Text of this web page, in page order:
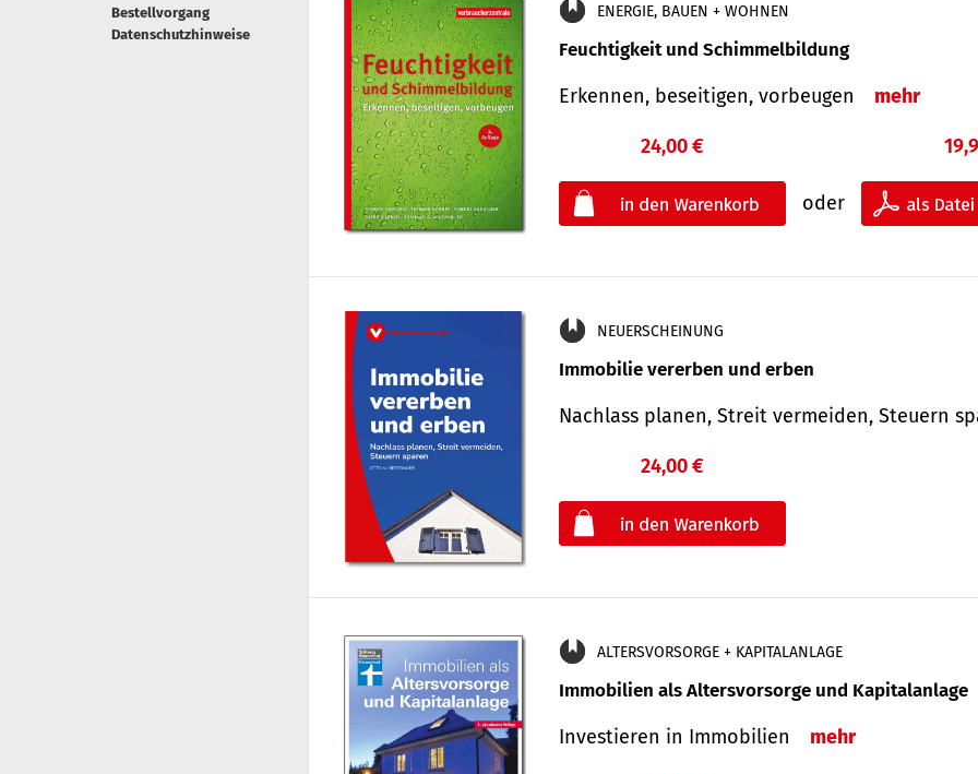
Bestellvorgang
Datenschutzhinweise
ENERGIE, BAUEN + WOHNEN
Feuchtigkeit und Schimmelbildung
Erkennen, beseitigen, vorbeugen mehr
24,00 €
oder
NEUERSCHEINUNG
Immobilie vererben und erben
Nachlass planen, Streit vermeiden, Steuern
24,00 €
ALTERSVORSORGE + KAPITALANLAGE
Immobilien als Altersvorsorge und Kapitalanlage
Investieren in Immobilien mehr